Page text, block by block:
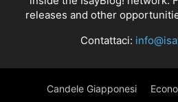
releases and other
Contattaci:
Candele Giapponesi